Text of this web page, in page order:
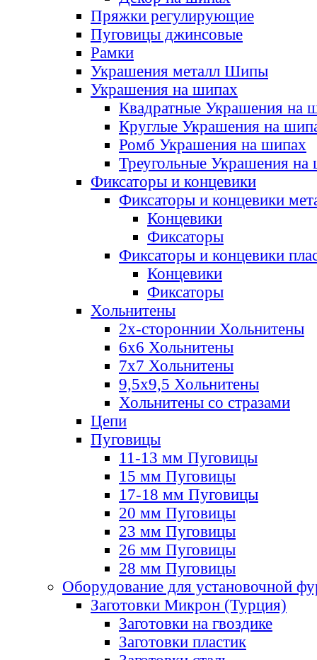
Пряжки регулирующие
Пуговицы джинсовые
Рамки
Украшения металл Шипы
Украшения на шипах
Квадратные Украшения на
Круглые Украшения на
Ромб Украшения на шипах
Треугольные Украшения на
Фиксаторы и концевики
Фиксаторы и концевики
Концевики
Фиксаторы
Фиксаторы и концевики
Концевики
Фиксаторы
Хольнитены
2х-стороннии Хольнитены
6х6 Хольнитены
7х7 Хольнитены
9,5х9,5 Хольнитены
Хольнитены со стразами
Цепи
Пуговицы
11-13 мм Пуговицы
15 мм Пуговицы
17-18 мм Пуговицы
20 мм Пуговицы
23 мм Пуговицы
26 мм Пуговицы
28 мм Пуговицы
Оборудование для установочной
Заготовки Микрон (Турция)
Заготовки на гвоздике
Заготовки пластик